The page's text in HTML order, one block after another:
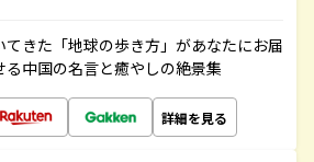
きた「地球の歩き方」があなたにお届
る中国の名言と癒やしの絶景集
詳細を見る